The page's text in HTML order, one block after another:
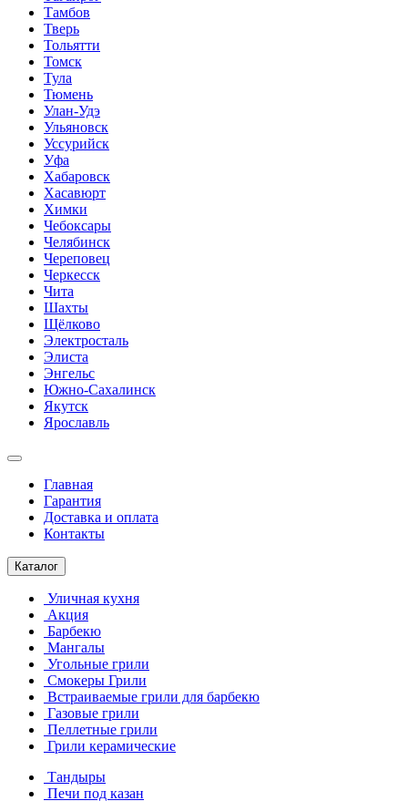
Тамбов
Тверь
Тольятти
Томск
Тула
Тюмень
Улан-Удэ
Ульяновск
Уссурийск
Уфа
Хабаровск
Хасавюрт
Химки
Чебоксары
Челябинск
Череповец
Черкесск
Чита
Шахты
Щёлково
Электросталь
Элиста
Энгельс
Южно-Сахалинск
Якутск
Ярославль
Главная
Гарантия
Доставка и оплата
Контакты
Каталог
Уличная кухня
Акция
Барбекю
Мангалы
Угольные грили
Смокеры Грили
Встраиваемые грили для барбекю
Газовые грили
Пеллетные грили
Грили керамические
Тандыры
Печи под казан